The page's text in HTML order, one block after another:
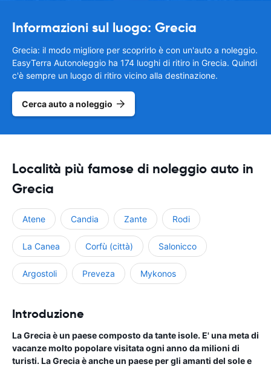
Informazioni sul luogo: Grecia
Grecia: il modo migliore per scoprirlo è con un'auto a noleggio.
EasyTerra Autonoleggio ha 174 luoghi di ritiro in Grecia. Quindi
c'è sempre un luogo di ritiro vicino alla destinazione.
Cerca auto a noleggio
Località più famose di noleggio auto in
Grecia
Atene Candia Zante Rodi
La Canea Corfù (città) Salonicco
Argostoli Preveza Mykonos
Introduzione
La Grecia è un paese composto da tante isole. E' una meta di
vacanze molto popolare visitata ogni anno da milioni di
turisti. La Grecia è anche un paese per gli amanti del sole e